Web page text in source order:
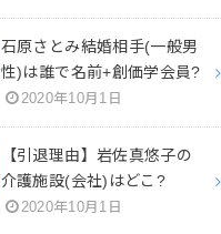
石原さとみ結婚相手(一般男
性)は誰で名前+創価学会員?
2020年10月1日
【引退理由】岩佐真悠子の
介護施設(会社)はどこ?
2020年10月1日